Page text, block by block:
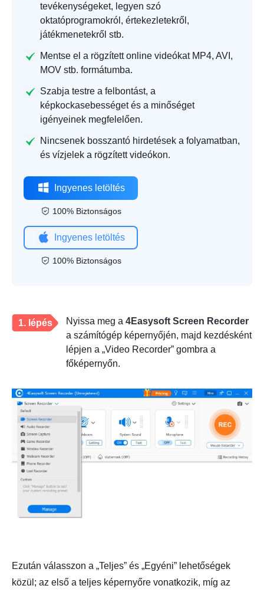
tevékenységeket, legyen szó
oktatóprogramokról, értekezletekről,
játékmenetekről stb.
Mentse el a rögzített online videókat MP4, AVI,
MOV stb. formátumba.
Szabja testre a felbontást, a
képkockasebességet és a minőséget
igényeinek megfelelően.
Nincsenek bosszantó hirdetések a folyamatban,
és vízjelek a rögzített videókon.
Ingyenes letöltés
100% Biztonságos
Ingyenes letöltés
100% Biztonságos
1. lépés Nyissa meg a 4Easysoft Screen Recorder
a számítógép képernyőjén, majd kezdésként
lépjen a „Video Recorder” gombra a
főképernyőn.
Ezután válasszon a „Teljes” és „Egyéni” lehetőségek
közül; az első a teljes képernyőre vonatkozik, míg az